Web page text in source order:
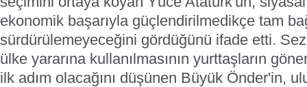
ekonomik başarıyla güçlendirilmedikçe tam
sürdürülemeyeceğini gördüğünü ifade etti.
ülke yararına kullanılmasının yurttaşların
ilk adım olacağını düşünen Büyük Önder'in,